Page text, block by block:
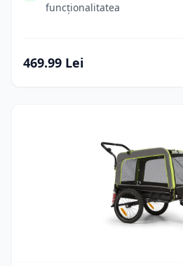
funcționalitatea
469.99 Lei